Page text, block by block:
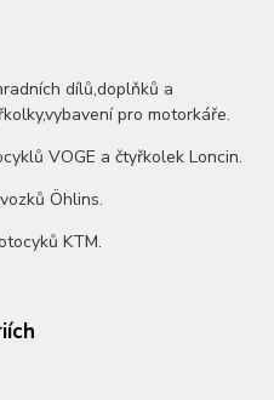
dílů,doplňků a
pro motorkáře.
VOGE a čtyřkolek Loncin.
Öhlins.
KTM.